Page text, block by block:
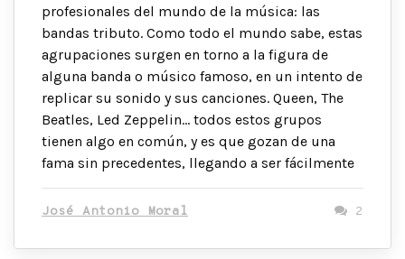
profesionales del mundo de la música: las
bandas tributo. Como todo el mundo sabe, estas
agrupaciones surgen en torno a la figura de
alguna banda o músico famoso, en un intento de
replicar su sonido y sus canciones. Queen, The
Beatles, Led Zeppelin… todos estos grupos
tienen algo en común, y es que gozan de una
fama sin precedentes, llegando a ser fácilmente
José Antonio Moral 2